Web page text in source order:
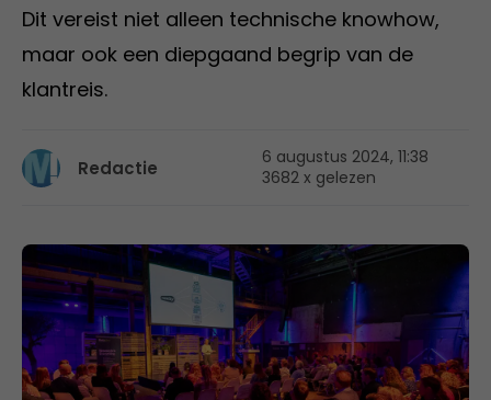
Dit vereist niet alleen technische knowhow,
maar ook een diepgaand begrip van de
klantreis.
Redactie
6 augustus 2024, 11:38
3682 x gelezen